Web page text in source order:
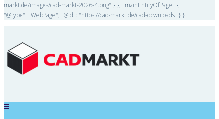
markt.de/images/cad-markt-2026-4.png" } }, "mainEntityOfPage": {
"@type": "WebPage", "@id": "https://cad-markt.de/cad-downloads" } }